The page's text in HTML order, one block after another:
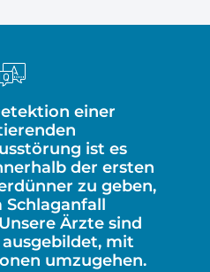
einer
ist es
der ersten
zu geben,
Schlaganfall
Ärzte sind
mit
umzugehen.